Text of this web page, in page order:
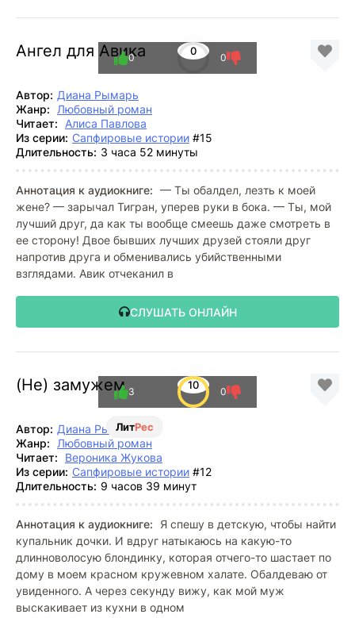
Ангел для Авика 0
0 0
Автор: Диана Рымарь
Жанр:
Любовный роман
Читает:
Алиса Павлова
Из серии: Сапфировые истории #15
Длительность: 3 часа 52 минуты
Аннотация к аудиокниге: — Ты обалдел, лезть к моей
жене? — зарычал Тигран, уперев руки в бока. — Ты, мой
лучший друг, да как ты вообще смеешь даже смотреть в
ее сторону! Двое бывших лучших друзей стояли друг
напротив друга и обменивались убийственными
взглядами. Авик отчеканил в
СЛУШАТЬ ОНЛАЙН
(Не) замужем
ЛитРес
10
3 0
Автор: Диана Рымарь
Жанр:
Любовный роман
Читает:
Вероника Жукова
Из серии: Сапфировые истории #12
Длительность: 9 часов 39 минут
Аннотация к аудиокниге:
Я спешу в детскую, чтобы найти
купальник дочки. И вдруг натыкаюсь на какую-то
длинноволосую блондинку, которая отчего-то шастает по
дому в моем красном кружевном халате. Обалдеваю от
увиденного. А через секунду вижу, как мой муж
выскакивает из кухни в одном